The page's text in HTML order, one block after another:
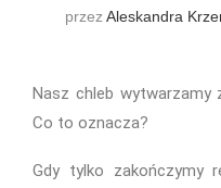
przez Aleskandra
Nasz chleb wytwarzamy
Co to oznacza?
Gdy tylko zakończymy